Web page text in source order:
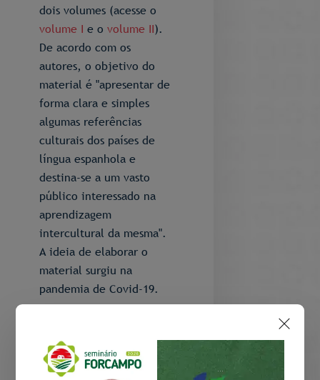
dois volumes (acesse o
volume I e o volume II).
De acordo com os
autores, o objetivo do
material é "apresentar de
forma clara e simples
algumas referências
culturais dos países de
língua espanhola e
destina-se a um vasto
público interessado na
aprendizagem
intercultural da mesma".
A ideia de elaborar o
material surgiu na
pandemia de Covid-19.
...